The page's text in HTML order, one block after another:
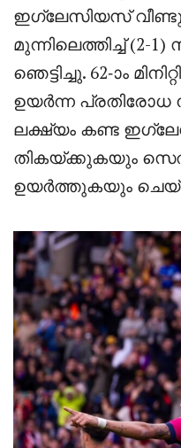
ഇഗ്ലേസിയസ്
മുന്നിലെത്തിച്ച് (2-
ഞെട്ടിച്ചു. 62-ാം
ഉയർന്ന പ്രതിരോധ
ലക്ഷ്യം കണ്ട
തികയ്ക്കുകയും
ഉയർത്തുകയും